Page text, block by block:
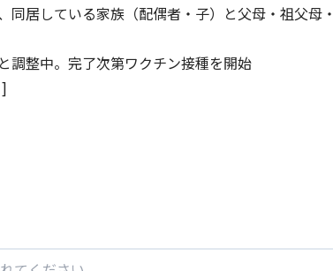
同居している家族（配偶者・子）と父母・祖父母
調整中。完了次第ワクチン接種を開始